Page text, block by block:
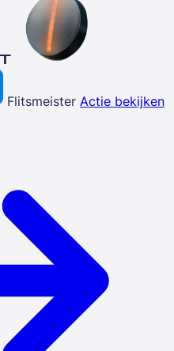
Flitsmeister Actie bekijken